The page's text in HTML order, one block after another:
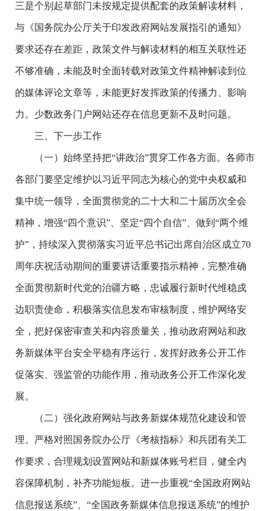
三是个别起草部门未按规定提供配套的政策解读材料，
与《国务院办公厅关于印发政府网站发展指引的通知》
要求还存在差距，政策文件与解读材料的相互关联性还
不够准确，未能及时全面转载对政策文件精神解读到位
的媒体评论文章等，未能更好发挥政策的传播力、影响
力。少数政务门户网站还存在信息更新不及时问题。
三、下一步工作
（一）始终坚持把“讲政治”贯穿工作各方面。各师市
各部门要坚定维护以习近平同志为核心的党中央权威和
集中统一领导，全面贯彻党的二十大和二十届历次全会
精神，增强“四个意识”、坚定“四个自信”、做到“两个维
护”，持续深入贯彻落实习近平总书记出席自治区成立70
周年庆祝活动期间的重要讲话重要指示精神，完整准确
全面贯彻新时代党的治疆方略，忠诚履行新时代维稳戍
边职责使命，积极落实信息发布审核制度，维护网络安
全，把好保密审查关和内容质量关，推动政府网站和政
务新媒体平台安全平稳有序运行，发挥好政务公开工作
促落实、强监管的功能作用，推动政务公开工作深化发
展。
（二）强化政府网站与政务新媒体规范化建设和管
理。严格对照国务院办公厅《考核指标》和兵团有关工
作要求，合理规划设置网站和新媒体账号栏目，健全内
容保障机制，补齐功能短板。进一步重视“全国政府网站
信息报送系统”、“全国政务新媒体信息报送系统”的维护